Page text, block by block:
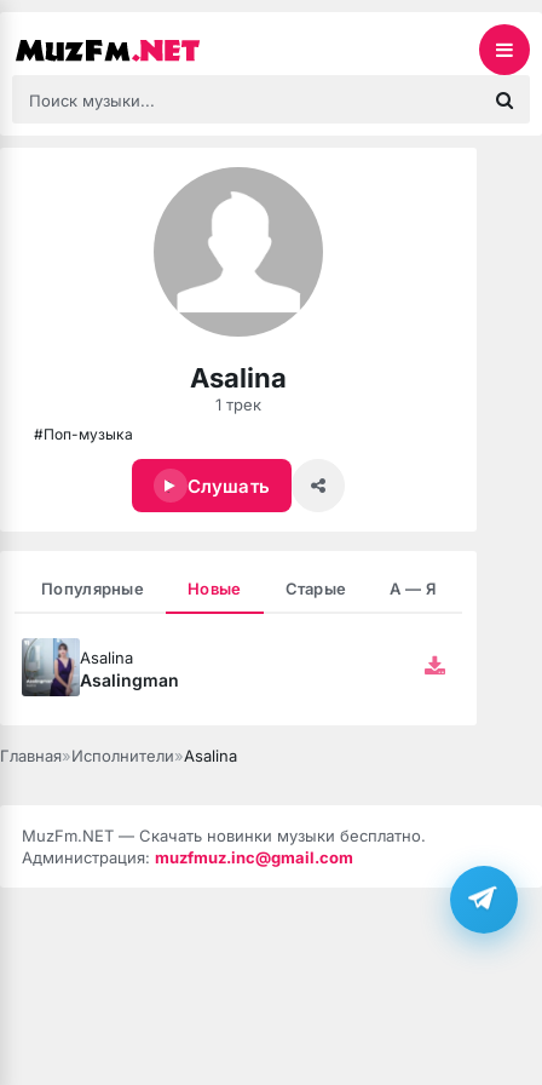
Asalina
1 трек
#Поп-музыка
Слушать
Популярные Новые Старые А — Я
Asalina
Asalingman
Главная»Исполнители»Asalina
MuzFm.NET — Скачать новинки музыки бесплатно.
Администрация: muzfmuz.inc@gmail.com